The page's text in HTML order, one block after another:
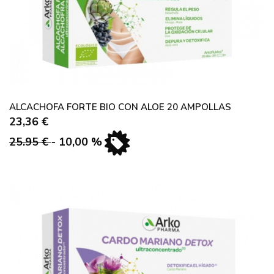
ALCACHOFA FORTE BIO CON ALOE 20 AMPOLLAS
23,36 €
25.95 €- 10,00 %